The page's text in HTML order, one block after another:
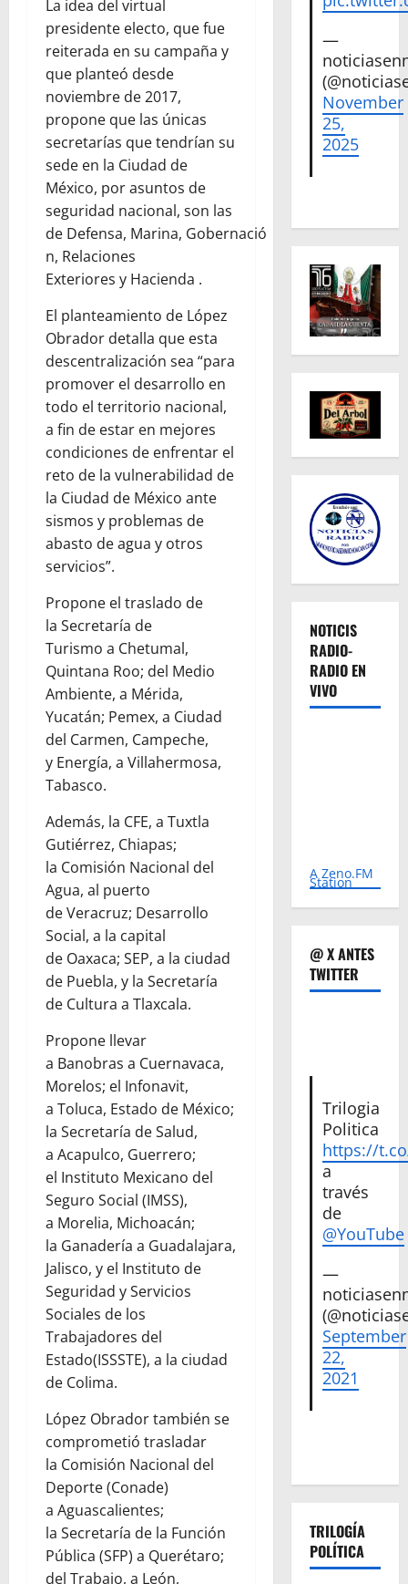
La idea del virtual
presidente electo, que fue
reiterada en su campaña y
que planteó desde
noviembre de 2017,
propone que las únicas
secretarías que tendrían su
sede en la Ciudad de
México, por asuntos de
seguridad nacional, son las
de Defensa, Marina, Gobernació
n, Relaciones
Exteriores y Hacienda .
El planteamiento de López
Obrador detalla que esta
descentralización sea “para
promover el desarrollo en
todo el territorio nacional,
a fin de estar en mejores
condiciones de enfrentar el
reto de la vulnerabilidad de
la Ciudad de México ante
sismos y problemas de
abasto de agua y otros
servicios”.
Propone el traslado de
la Secretaría de
Turismo a Chetumal,
Quintana Roo; del Medio
Ambiente, a Mérida,
Yucatán; Pemex, a Ciudad
del Carmen, Campeche,
y Energía, a Villahermosa,
Tabasco.
Además, la CFE, a Tuxtla
Gutiérrez, Chiapas;
la Comisión Nacional del
Agua, al puerto
de Veracruz; Desarrollo
Social, a la capital
de Oaxaca; SEP, a la ciudad
de Puebla, y la Secretaría
de Cultura a Tlaxcala.
Propone llevar
a Banobras a Cuernavaca,
Morelos; el Infonavit,
a Toluca, Estado de México;
la Secretaría de Salud,
a Acapulco, Guerrero;
el Instituto Mexicano del
Seguro Social (IMSS),
a Morelia, Michoacán;
la Ganadería a Guadalajara,
Jalisco, y el Instituto de
Seguridad y Servicios
Sociales de los
Trabajadores del
Estado(ISSSTE), a la ciudad
de Colima.
López Obrador también se
comprometió trasladar
la Comisión Nacional del
Deporte (Conade)
a Aguascalientes;
la Secretaría de la Función
Pública (SFP) a Querétaro;
del Trabajo, a León,
—
November
25,
2025
NOTICIS
RADIO-
RADIO EN
VIVO
A Zeno.FM
Station
@ X ANTES
TWITTER
Trilogia
Politica
https://
a
través
de
@YouTube
—
September
22,
2021
TRILOGÍA
POLÍTICA